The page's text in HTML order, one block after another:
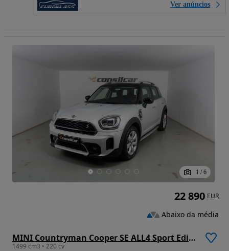
Ver anúncios
1 / 6
MINI Countryman Cooper SE ALL4 Sport Edition Auto
1499 cm3 • 220 cv
22 890 EUR
Abaixo da média